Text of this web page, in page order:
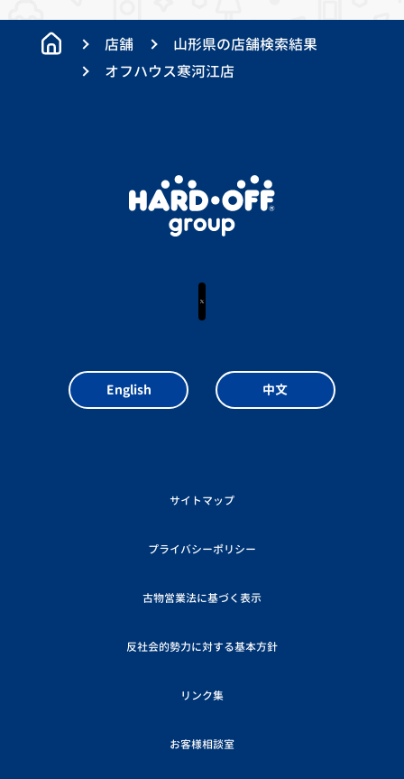
店舗
山形県の店舗検索結果
オフハウス寒河江店
サイトマップ
プライバシーポリシー
古物営業法に基づく表示
反社会的勢力に対する基本方針
リンク集
お客様相談室
English 中文